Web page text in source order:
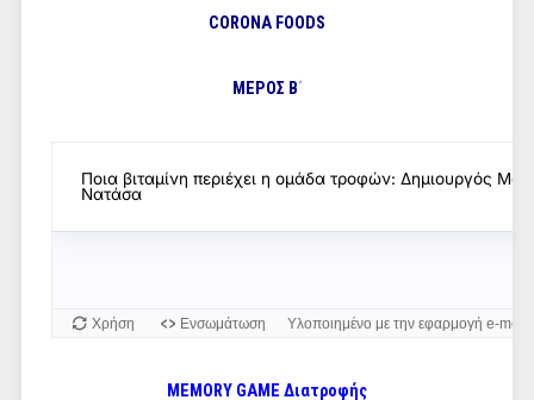
CORONA FOODS
ΜΕΡΟΣ Β΄
MEMORY GAME Διατροφής